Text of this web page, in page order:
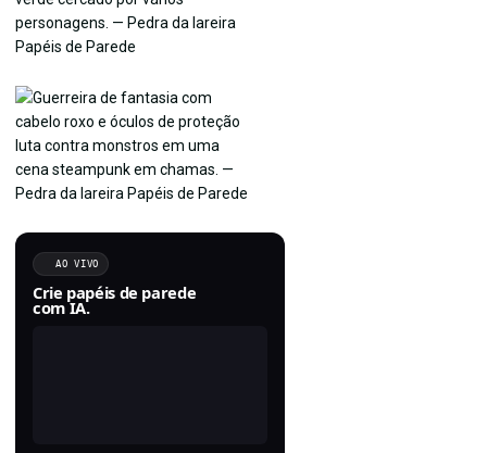
AO VIVO
Crie papéis de parede
com IA.